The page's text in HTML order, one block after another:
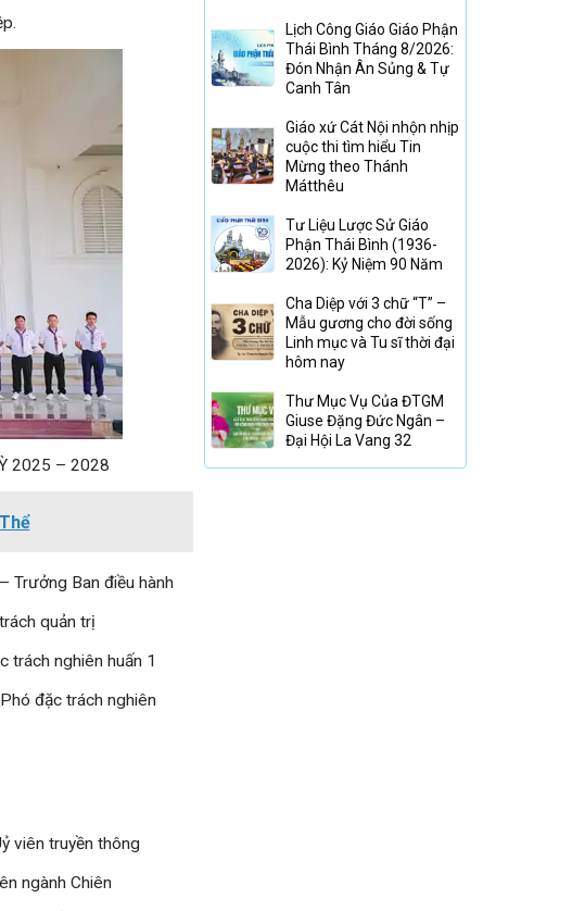
2025 – 2028
Trưởng Ban điều hành
quản trị
trách nghiên huấn 1
đặc trách nghiên
viên truyền thông
ngành Chiên
Lịch Công Giáo Giáo Phận
Thái Bình Tháng 8/2026:
Đón Nhận Ân Sủng & Tự
Canh Tân
Giáo xứ Cát Nội nhộn nhịp
cuộc thi tìm hiểu Tin
Mừng theo Thánh
Mátthêu
Tư Liệu Lược Sử Giáo
Phận Thái Bình (1936-
2026): Kỷ Niệm 90 Năm
Cha Diệp với 3 chữ “T” –
Mẫu gương cho đời sống
Linh mục và Tu sĩ thời đại
hôm nay
Thư Mục Vụ Của ĐTGM
Giuse Đặng Đức Ngân –
Đại Hội La Vang 32